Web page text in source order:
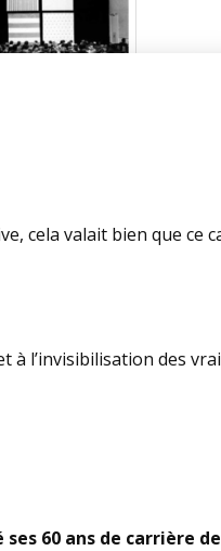
cela valait bien que ce
l’invisibilisation des
60 ans de carrière